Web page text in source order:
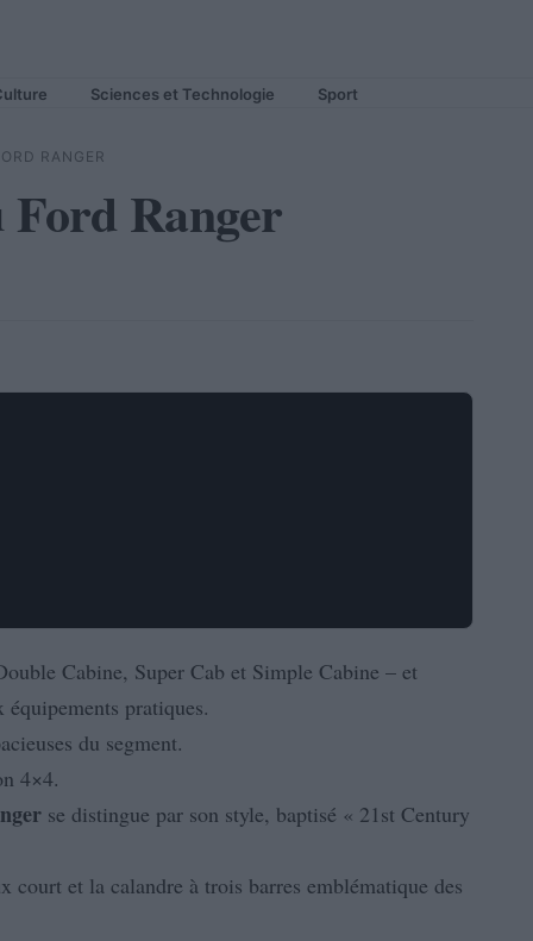
Sciences et Technologie Sport
RANGER
Ranger
Cabine, Super Cab et Simple Cabine – et
pratiques.
du segment.
4×4.
se distingue par son style, baptisé « 21st Century
court et la calandre à trois barres emblématique des